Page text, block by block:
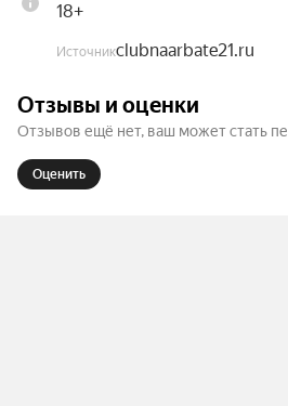
Демушкина, Мишин Андрей,
Серебренникова, Киселева
18+
Источникclubnaarbate21.ru
Отзывы и оценки
Отзывов ещё нет, ваш может стать
Оценить